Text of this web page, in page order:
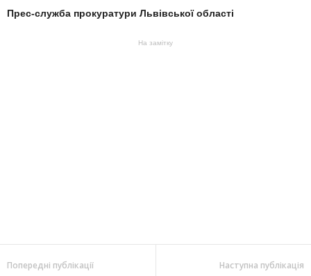
Прес-служба прокуратури Львівської області
На замітку
Попередні публікації Наступна публікація